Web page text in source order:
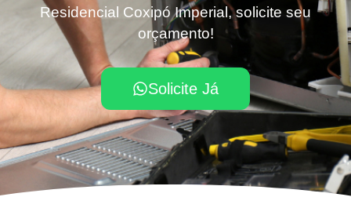
Residencial Coxipó Imperial, solicite seu
orçamento!
Solicite Já